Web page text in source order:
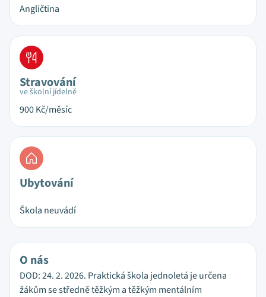
Angličtina
Stravování
ve školní jídelně
900Kč/měsíc
Ubytování
Škola neuvádí
O nás
DOD: 24. 2. 2026. Praktická škola jednoletá je určena
žákům se středně těžkým a těžkým mentálním